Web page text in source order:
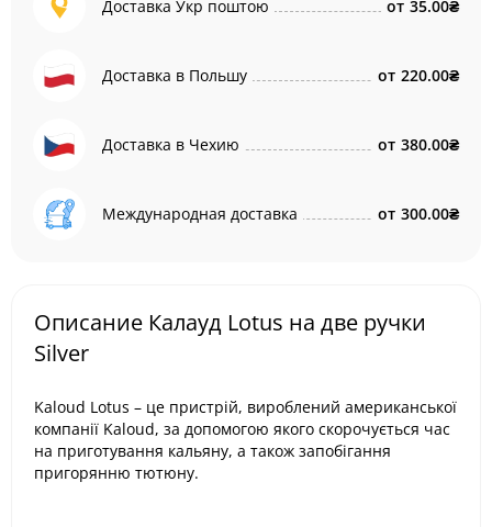
Доставка Укр поштою от 35.00₴
Доставка в Польшу от 220.00₴
Доставка в Чехию от 380.00₴
Международная доставка от 300.00₴
Описание Калауд Lotus на две ручки
Silver
Kaloud Lotus – це пристрій, вироблений американської
компанії Kaloud, за допомогою якого скорочується час
на приготування кальяну, а також запобігання
пригорянню тютюну.